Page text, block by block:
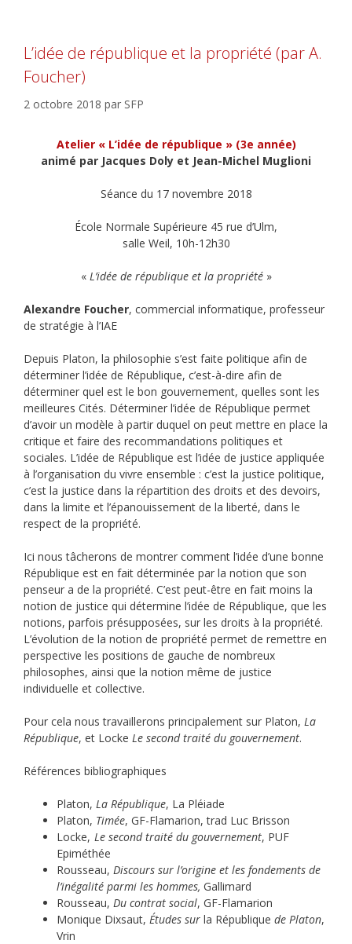
L’idée de république et la propriété (par A.
Foucher)
2 octobre 2018 par SFP
Atelier « L’idée de république » (3e année)
animé par Jacques Doly et Jean-Michel Muglioni
Séance du 17 novembre 2018
École Normale Supérieure 45 rue d’Ulm,
salle Weil, 10h-12h30
« L’idée de république et la propriété»
Alexandre Foucher, commercial informatique, professeur
de stratégie à l’IAE
Depuis Platon, la philosophie s’est faite politique afin de
déterminer l’idée de République, c’est-à-dire afin de
déterminer quel est le bon gouvernement, quelles sont les
meilleures Cités. Déterminer l’idée de République permet
d’avoir un modèle à partir duquel on peut mettre en place la
critique et faire des recommandations politiques et
sociales. L’idée de République est l’idée de justice appliquée
à l’organisation du vivre ensemble : c’est la justice politique,
c’est la justice dans la répartition des droits et des devoirs,
dans la limite et l’épanouissement de la liberté, dans le
respect de la propriété.
Ici nous tâcherons de montrer comment l’idée d’une bonne
République est en fait déterminée par la notion que son
penseur a de la propriété. C’est peut-être en fait moins la
notion de justice qui détermine l’idée de République, que les
notions, parfois présupposées, sur les droits à la propriété.
L’évolution de la notion de propriété permet de remettre en
perspective les positions de gauche de nombreux
philosophes, ainsi que la notion même de justice
individuelle et collective.
Pour cela nous travaillerons principalement sur Platon, La
République, et Locke Le second traité du gouvernement.
Références bibliographiques
Platon, La République, La Pléiade
Platon, Timée, GF-Flamarion, trad Luc Brisson
Locke, Le second traité du gouvernement, PUF
Epiméthée
Rousseau, Discours sur l’origine et les fondements de
l’inégalité parmi les hommes, Gallimard
Rousseau, Du contrat social, GF-Flamarion
Monique Dixsaut, Études sur la République de Platon,
Vrin